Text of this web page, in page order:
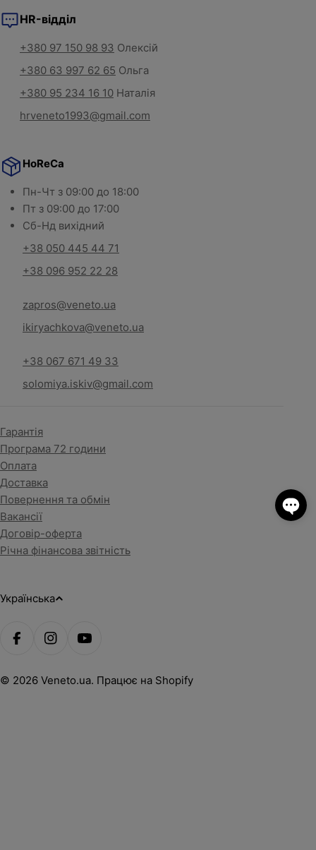
HR-відділ
+380 97 150 98 93 Олексій
+380 63 997 62 65 Ольга
+380 95 234 16 10 Наталія
hrveneto1993@gmail.com
HoReCa
Пн-Чт з 09:00 до 18:00
Пт з 09:00 до 17:00
Сб-Нд вихідний
+38 050 445 44 71
+38 096 952 22 28
zapros@veneto.ua
ikiryachkova@veneto.ua
+38 067 671 49 33
solomiya.iskiv@gmail.com
Гарантія
Програма 72 години
Оплата
Доставка
Повернення та обмін
Вакансії
Договір-оферта
Річна фінансова звітність
М
Українська
Способи
оплатиФейсбукInstagramYouTube
© 2026 Veneto.ua. Працює на Shopify